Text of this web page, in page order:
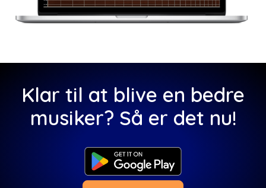
Klar til at blive en bedre
musiker? Så er det nu!